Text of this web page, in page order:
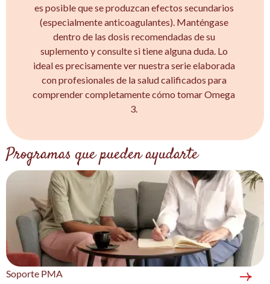
es posible que se produzcan efectos secundarios
(especialmente anticoagulantes). Manténgase
dentro de las dosis recomendadas de su
suplemento y consulte si tiene alguna duda. Lo
ideal es precisamente ver nuestra serie elaborada
con profesionales de la salud calificados para
comprender completamente cómo tomar Omega
3.
Programas que pueden ayudarte
Soporte PMA